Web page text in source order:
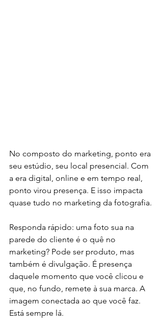
No composto do marketing, ponto era
seu estúdio, seu local presencial. Com
a era digital, online e em tempo real,
ponto virou presença. E isso impacta
quase tudo no marketing da fotografia.
Responda rápido: uma foto sua na
parede do cliente é o quê no
marketing? Pode ser produto, mas
também é divulgação. É presença
daquele momento que você clicou e
que, no fundo, remete à sua marca. A
imagem conectada ao que você faz.
Está sempre lá.